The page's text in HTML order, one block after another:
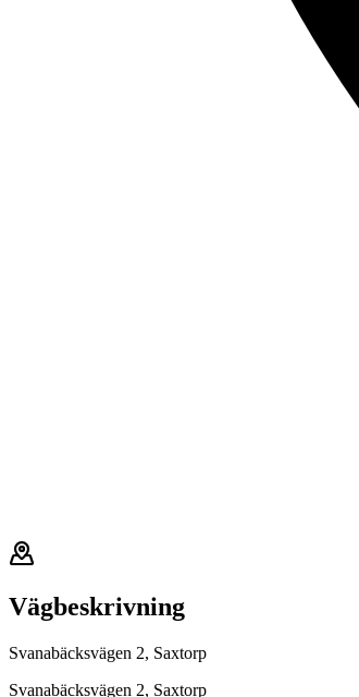
Vägbeskrivning
Svanabäcksvägen 2, Saxtorp
Svanabäcksvägen 2, Saxtorp